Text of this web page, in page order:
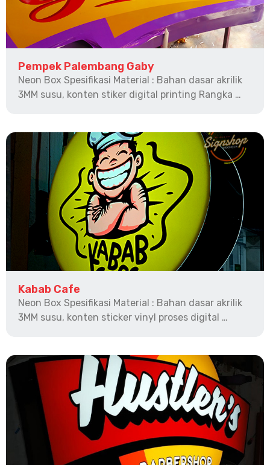
Pempek Palembang Gaby
Neon Box Spesifikasi Material : Bahan dasar akrilik
3MM susu, konten stiker digital printing Rangka …
Kabab Cafe
Neon Box Spesifikasi Material : Bahan dasar akrilik
3MM susu, konten sticker vinyl proses digital …